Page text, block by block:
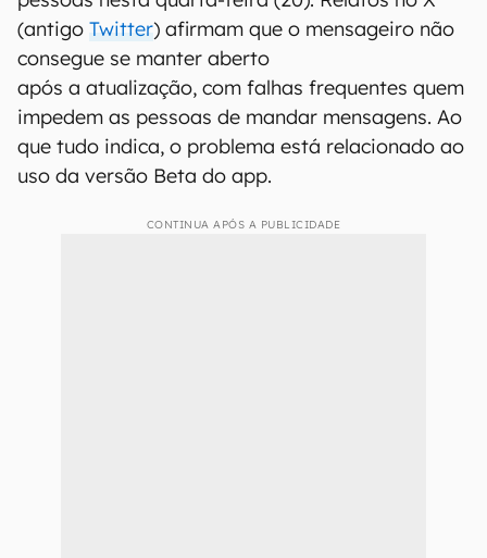
(antigo Twitter) afirmam que o mensageiro não
consegue se manter aberto
após a atualização, com falhas frequentes quem
impedem as pessoas de mandar mensagens. Ao
que tudo indica, o problema está relacionado ao
uso da versão Beta do app.
CONTINUA APÓS A PUBLICIDADE